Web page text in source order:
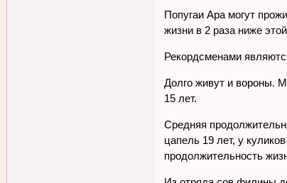
Попугаи Ара могут
жизни в 2 раза ниже
Рекордсменами
Долго живут и вороны.
15 лет.
Средняя
цапель 19 лет, у
продолжительность